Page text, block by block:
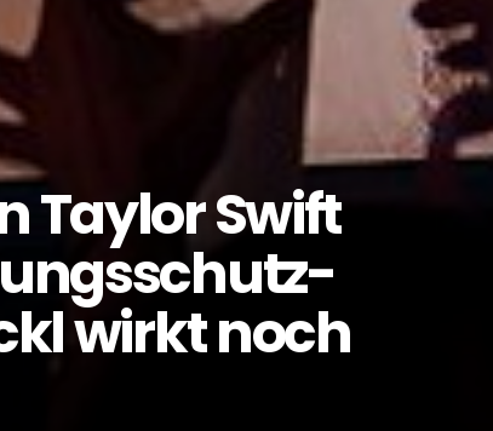
Taylor Swift
wirkt noch